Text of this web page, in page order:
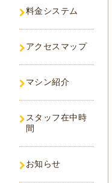
料金システム
アクセスマップ
マシン紹介
スタッフ在中時
間
お知らせ